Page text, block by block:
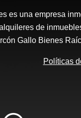
es una empresa
de
Gallo Bienes
Políticas